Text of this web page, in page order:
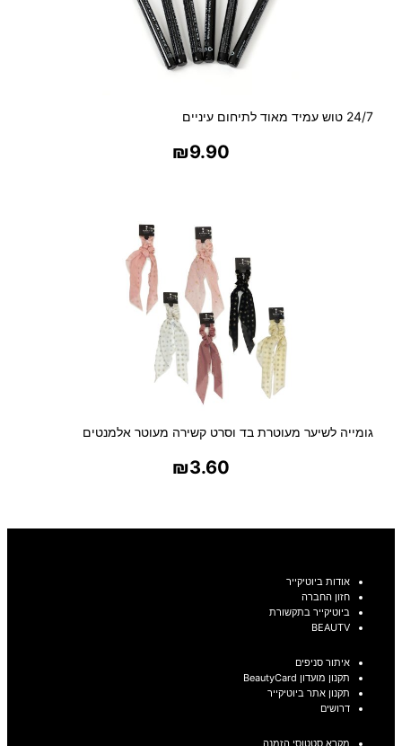
24/7 טוש עמיד מאוד לתיחום עיניים
₪9.90
גומייה לשיער מעוטרת בד וסרט קשירה מעוטר אלמנטים
₪3.60
אודות ביוטיקייר
חזון החברה
ביוטיקייר בתקשורת
BEAUTV
איתור סניפים
תקנון מועדון BeautyCard
תקנון אתר ביוטיקייר
דרושים
מקרא סטטוסי הזמנה